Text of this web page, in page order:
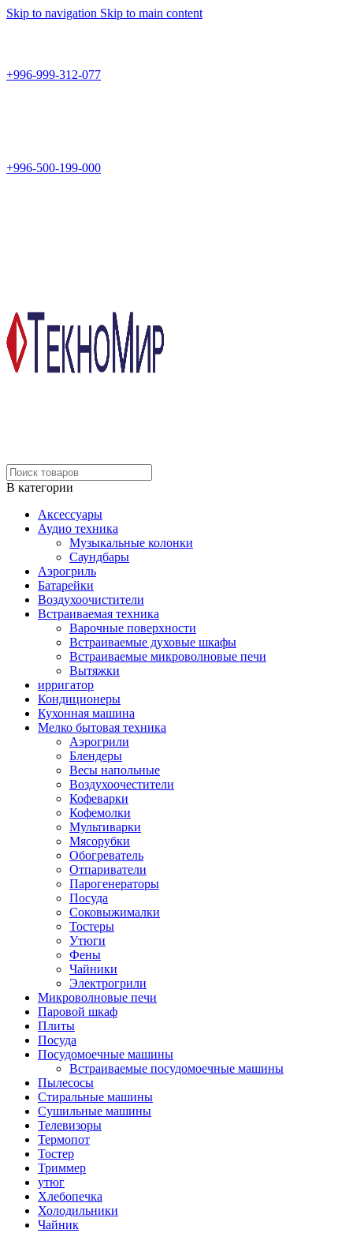
Skip to navigation Skip to main content
+996-999-312-077
+996-500-199-000
В категории
Аксессуары
Аудио техника
Музыкальные колонки
Саундбары
Аэрогриль
Батарейки
Воздухоочистители
Встраиваемая техника
Варочные поверхности
Встраиваемые духовые шкафы
Встраиваемые микроволновые печи
Вытяжки
ирригатор
Кондиционеры
Кухонная машина
Мелко бытовая техника
Аэрогрили
Блендеры
Весы напольные
Воздухоочестители
Кофеварки
Кофемолки
Мультиварки
Мясорубки
Обогреватель
Отпариватели
Парогенераторы
Посуда
Соковыжималки
Тостеры
Утюги
Фены
Чайники
Электрогрили
Микроволновые печи
Паровой шкаф
Плиты
Посуда
Посудомоечные машины
Встраиваемые посудомоечные машины
Пылесосы
Стиральные машины
Сушильные машины
Телевизоры
Термопот
Тостер
Триммер
утюг
Хлебопечка
Холодильники
Чайник